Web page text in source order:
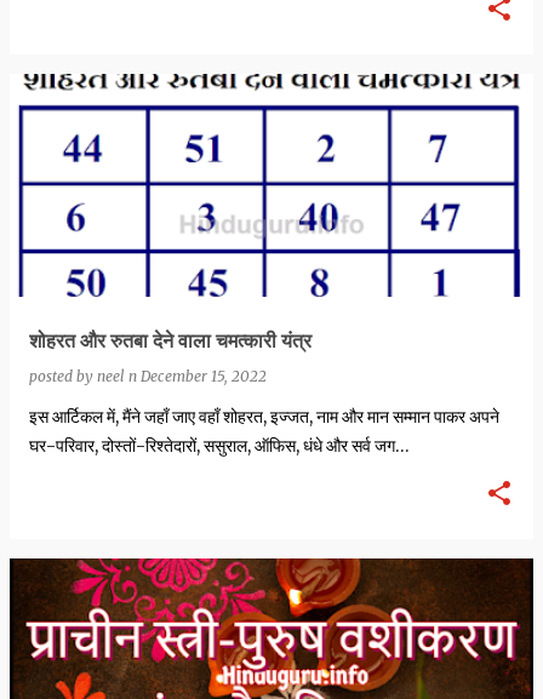
शोहरत और रुतबा देने वाला चमत्कारी यंत्र
posted by neel n December 15, 2022
इस आर्टिकल में, मैंने जहाँ जाए वहाँ शोहरत, इज्जत, नाम और मान सम्मान पाकर अपने
घर-परिवार, दोस्तों-रिश्तेदारों, ससुराल, ऑफिस, धंधे और सर्व जग…